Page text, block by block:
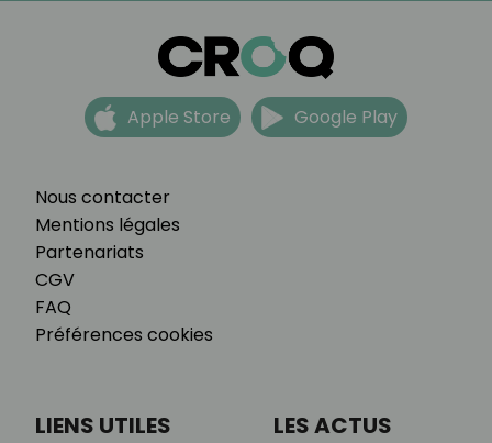
Nous contacter
Mentions légales
Partenariats
CGV
FAQ
Préférences cookies
Apple Store Google Play
LIENS UTILES LES ACTUS